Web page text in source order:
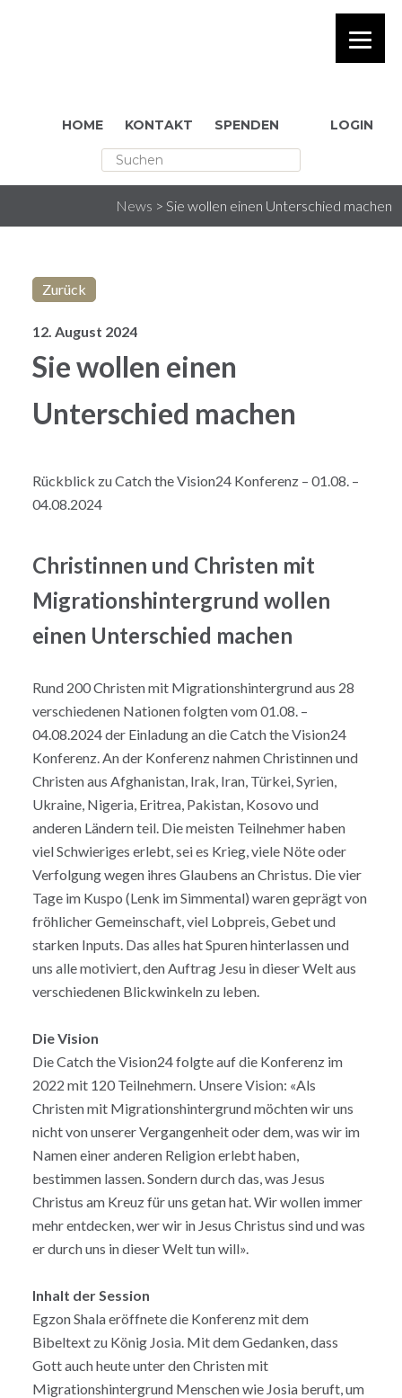
HOME LOGIN
KONTAKT SPENDEN
News > Sie wollen einen Unterschied machen
Zurück
12. August 2024
Sie wollen einen
Unterschied machen
Rückblick zu Catch the Vision24 Konferenz – 01.08. –
04.08.2024
Christinnen und Christen mit
Migrationshintergrund wollen
einen Unterschied machen
Rund 200 Christen mit Migrationshintergrund aus 28
verschiedenen Nationen folgten vom 01.08. –
04.08.2024 der Einladung an die Catch the Vision24
Konferenz. An der Konferenz nahmen Christinnen und
Christen aus Afghanistan, Irak, Iran, Türkei, Syrien,
Ukraine, Nigeria, Eritrea, Pakistan, Kosovo und
anderen Ländern teil. Die meisten Teilnehmer haben
viel Schwieriges erlebt, sei es Krieg, viele Nöte oder
Verfolgung wegen ihres Glaubens an Christus. Die vier
Tage im Kuspo (Lenk im Simmental) waren geprägt von
fröhlicher Gemeinschaft, viel Lobpreis, Gebet und
starken Inputs. Das alles hat Spuren hinterlassen und
uns alle motiviert, den Auftrag Jesu in dieser Welt aus
verschiedenen Blickwinkeln zu leben.
Die Vision
Die Catch the Vision24 folgte auf die Konferenz im
2022 mit 120 Teilnehmern. Unsere Vision: «Als
Christen mit Migrationshintergrund möchten wir uns
nicht von unserer Vergangenheit oder dem, was wir im
Namen einer anderen Religion erlebt haben,
bestimmen lassen. Sondern durch das, was Jesus
Christus am Kreuz für uns getan hat. Wir wollen immer
mehr entdecken, wer wir in Jesus Christus sind und was
er durch uns in dieser Welt tun will».
Inhalt der Session
Egzon Shala eröffnete die Konferenz mit dem
Bibeltext zu König Josia. Mit dem Gedanken, dass
Gott auch heute unter den Christen mit
Migrationshintergrund Menschen wie Josia beruft, um